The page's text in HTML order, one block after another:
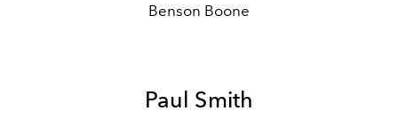
Benson Boone
Paul Smith